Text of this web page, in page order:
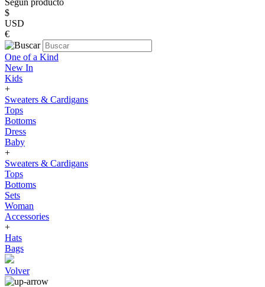
Según producto
$
USD
€
One of a Kind
New In
Kids
+
Sweaters & Cardigans
Tops
Bottoms
Dress
Baby
+
Sweaters & Cardigans
Tops
Bottoms
Sets
Woman
Accessories
+
Hats
Bags
Volver